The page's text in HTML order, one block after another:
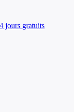
jours gratuits